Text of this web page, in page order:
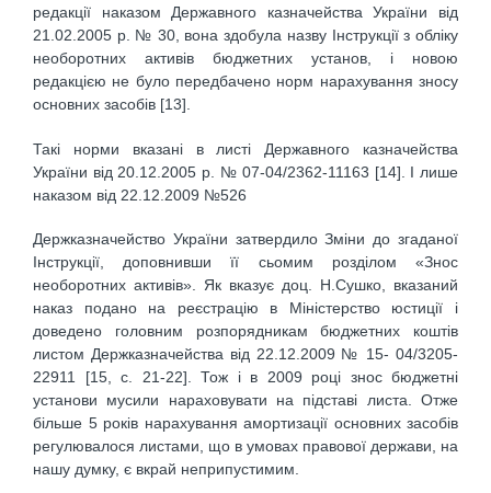
редакції наказом Державного казначейства України від
21.02.2005 р. № 30, вона здобула назву Інструкції з обліку
необоротних активів бюджетних установ, і новою
редакцією не було передбачено норм нарахування зносу
основних засобів [13].
Такі норми вказані в листі Державного казначейства
України від 20.12.2005 р. № 07-04/2362-11163 [14]. І лише
наказом від 22.12.2009 №526
Держказначейство України затвердило Зміни до згаданої
Інструкції, доповнивши її сьомим розділом «Знос
необоротних активів». Як вказує доц. Н.Сушко, вказаний
наказ подано на реєстрацію в Міністерство юстиції і
доведено головним розпорядникам бюджетних коштів
листом Держказначейства від 22.12.2009 № 15- 04/3205-
22911 [15, с. 21-22]. Тож і в 2009 році знос бюджетні
установи мусили нараховувати на підставі листа. Отже
більше 5 років нарахування амортизації основних засобів
регулювалося листами, що в умовах правової держави, на
нашу думку, є вкрай неприпустимим.